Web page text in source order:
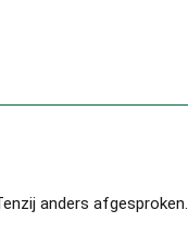
anders afgesproken.